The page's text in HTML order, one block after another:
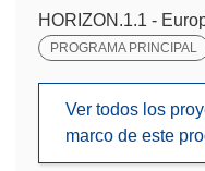
HORIZON.1.1 -
PROGRAMA PRINCIPAL
Ver todos los
marco de este